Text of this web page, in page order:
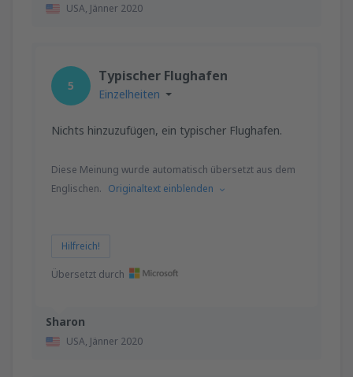
USA, Jänner 2020
Sharon
USA, Jänner 2020
5
Typischer Flughafen
Einzelheiten
Nichts hinzuzufügen, ein typischer Flughafen.
Diese Meinung wurde automatisch übersetzt aus dem
Englischen. Originaltext einblenden
Hilfreich!
Übersetzt durch